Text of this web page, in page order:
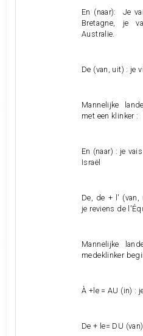
En (naar): Je
Bretagne, je
Australie.
De (van, uit) : je
Mannelijke
met een klinker :
En (naar) : je
Israël
De, de + l' (van,
je reviens de
Mannelijke
medeklinker
À +le = AU (in) :
De + le= DU